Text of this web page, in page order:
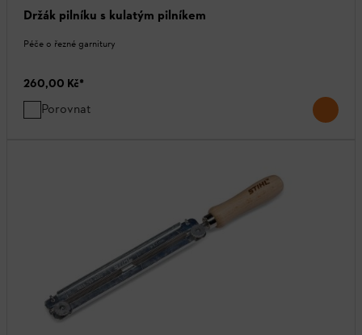
Držák pilníku s kulatým pilníkem
Péče o řezné garnitury
260,00 Kč*
Porovnat